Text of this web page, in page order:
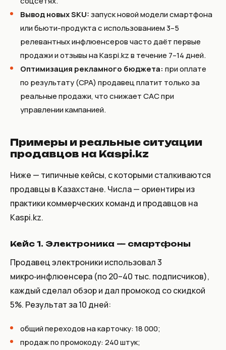
Вывод новых SKU:запуск новой модели смартфона
или бьюти-продукта с использованием 3–5
релевантных инфлюенсеров часто даёт первые
продажи и отзывы на Kaspi.kz в течение 7–14 дней.
Оптимизация рекламного бюджета: при оплате
по результату (CPA) продавец платит только за
реальные продажи, что снижает CAC при
управлении кампанией.
Примеры и реальные ситуации
продавцов на Kaspi.kz
Ниже — типичные кейсы, с которыми сталкиваются
продавцы в Казахстане. Числа — ориентиры из
практики коммерческих команд и продавцов на
Kaspi.kz.
Кейс 1. Электроника — смартфоны
Продавец электроники использовал 3
микро‑инфлюенсера (по 20–40 тыс. подписчиков),
каждый сделал обзор и дал промокод со скидкой
5%. Результат за 10 дней:
общий переходов на карточку: 18 000;
продаж по промокоду: 240 штук;